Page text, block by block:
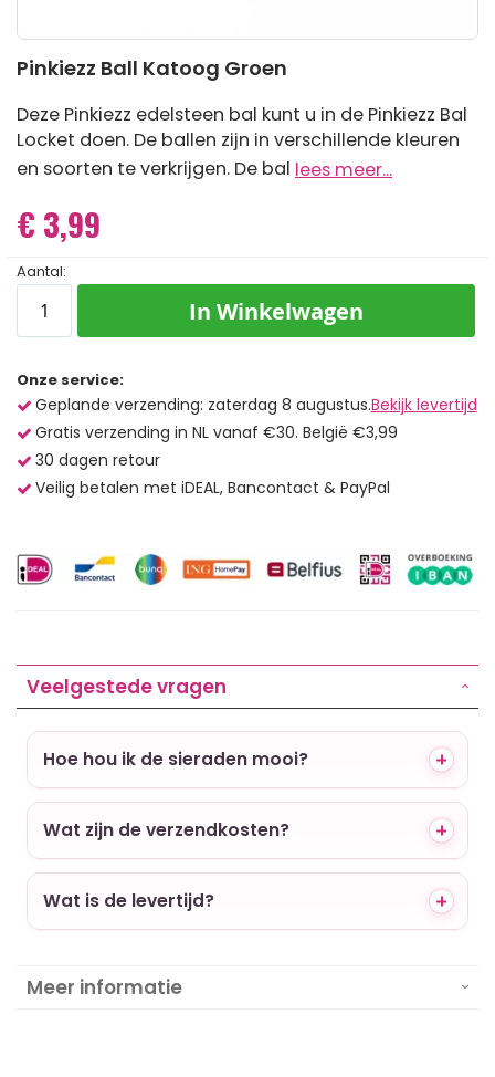
naar
begin
van
de
afbeeldingen-
Pinkiezz Ball Katoog Groen
Deze Pinkiezz edelsteen bal kunt u in de Pinkiezz Bal
Locket doen. De ballen zijn in verschillende kleuren
en soorten te verkrijgen. De bal lees meer...
€ 3,99
Aantal:
In Winkelwagen
Onze service:
Geplande verzending: zaterdag 8 augustus.Bekijk levertijd
Gratis verzending in NL vanaf €30. België €3,99
30 dagen retour
Veilig betalen met iDEAL, Bancontact & PayPal
Veelgestede vragen
Hoe hou ik de sieraden mooi?
Wat zijn de verzendkosten?
Wat is de levertijd?
Meer informatie